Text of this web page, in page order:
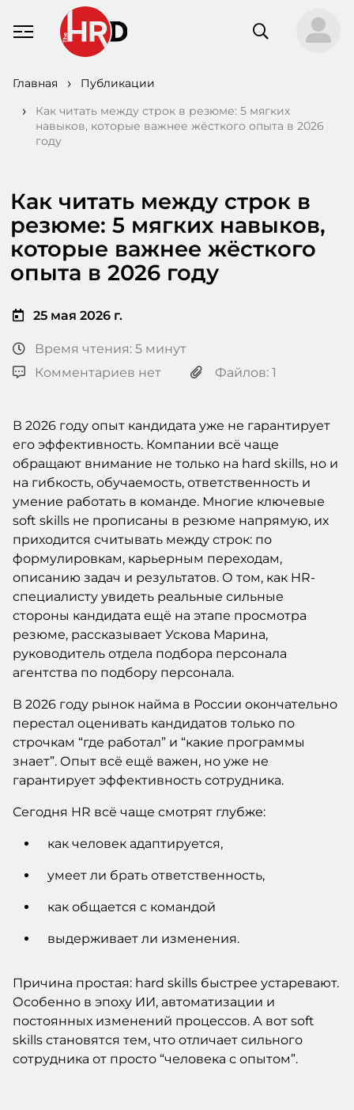
Главная
Публикации
Как читать между строк в резюме: 5 мягких
навыков, которые важнее жёсткого опыта в 2026
году
Как читать между строк в
резюме: 5 мягких навыков,
которые важнее жёсткого
опыта в 2026 году
25 мая 2026 г.
Время чтения: 5 минут
Комментариев нет
Файлов: 1
В 2026 году опыт кандидата уже не гарантирует
его эффективность. Компании всё чаще
обращают внимание не только на hard skills, но и
на гибкость, обучаемость, ответственность и
умение работать в команде. Многие ключевые
soft skills не прописаны в резюме напрямую, их
приходится считывать между строк: по
формулировкам, карьерным переходам,
описанию задач и результатов. О том, как HR-
специалисту увидеть реальные сильные
стороны кандидата ещё на этапе просмотра
резюме, рассказывает Ускова Марина,
руководитель отдела подбора персонала
агентства по подбору персонала.
В 2026 году рынок найма в России окончательно
перестал оценивать кандидатов только по
строчкам “где работал” и “какие программы
знает”. Опыт всё ещё важен, но уже не
гарантирует эффективность сотрудника.
Сегодня HR всё чаще смотрят глубже:
как человек адаптируется,
умеет ли брать ответственность,
как общается с командой
выдерживает ли изменения.
Причина простая: hard skills быстрее устаревают.
Особенно в эпоху ИИ, автоматизации и
постоянных изменений процессов. А вот soft
skills становятся тем, что отличает сильного
сотрудника от просто “человека с опытом”.